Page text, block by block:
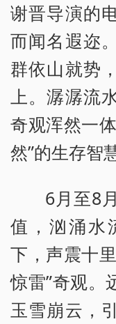
谢晋导演的
而闻名遐迩
群依山就势
上。潺潺流
奇观浑然一
然”的生存智慧
6月至8
值，汹涌水
下，声震十
惊雷”奇观。
玉雪崩云，